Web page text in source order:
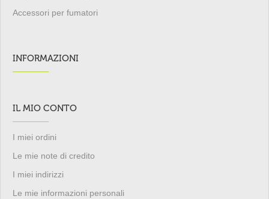
Accessori per fumatori
INFORMAZIONI
IL MIO CONTO
I miei ordini
Le mie note di credito
I miei indirizzi
Le mie informazioni personali